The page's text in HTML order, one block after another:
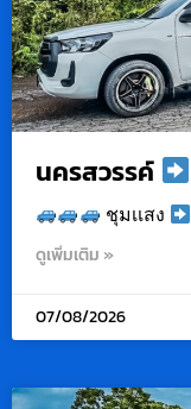
นครสวรรค์
ชุมเเสง
ดูเพิ่มเติม »
07/08/2026